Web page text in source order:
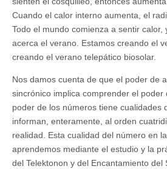
Cuando el calor interno aumenta, el
Todo el mundo comienza a sentir calor,
acerca el verano. Estamos creando el
creando el verano telepático biosolar.
Nos damos cuenta de que el poder de
sincrónico implica comprender el poder
poder de los números tiene cualidades
informan, enteramente, al orden
realidad. Esta cualidad del número en
aprendemos mediante el estudio y la
del Telektonon y del Encantamiento del